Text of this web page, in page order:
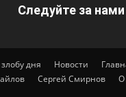
Следуйте за нами
дня Новости
Сергей Смирнов О